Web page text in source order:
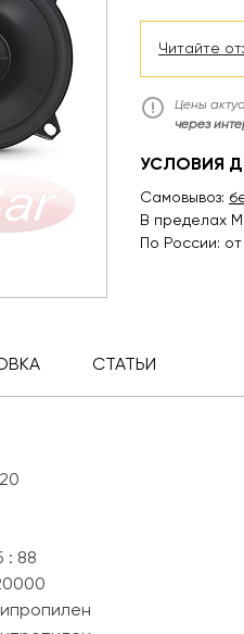
Читайте
Цены
через
УСЛОВИЯ
Самовывоз:
В пределах
По России:
СТАТЬИ
: 88